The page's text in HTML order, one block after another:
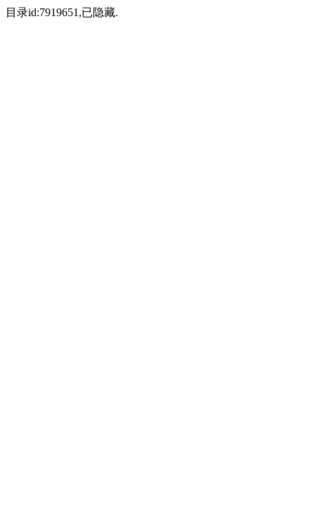
目录id:7919651,已隐藏.